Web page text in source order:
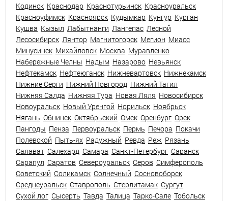
Кодинск Краснодар Краснотурьинск Красноуральск
Красноуфимск Красноярск Кудымкар Кунгур Курган
Кушва Кызыл Лабытнанги Лангепас Лесной
Лесосибирск Лянтор Магнитогорск Мегион Миасс
Минусинск Михайловск Москва Муравленко
Набережные Челны Надым Назарово Невьянск
Нефтекамск Нефтеюганск Нижневартовск Нижнекамск
Нижние Серги Нижний Новгород Нижний Тагил
Нижняя Салда Нижняя Тура Новая Ляля Новосибирск
Новоуральск Новый Уренгой Норильск Ноябрьск
Нягань Обнинск Октябрьский Омск Оренбург Орск
Пангоды Пенза Первоуральск Пермь Печора Покачи
Полевской Пыть-ях Радужный Ревда Реж Рязань
Салават Салехард Самара Санкт-Петербург Саранск
Сарапул Саратов Североуральск Серов Симферополь
Советский Соликамск Солнечный Сосновоборск
Среднеуральск Ставрополь Стерлитамак Сургут
Сухой лог Сысерть Тавда Талица Тарко-Сале Тобольск